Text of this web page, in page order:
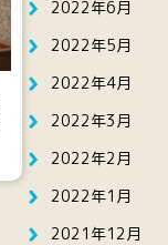
2022年6月
2022年5月
2022年4月
2022年3月
2022年2月
2022年1月
2021年12月